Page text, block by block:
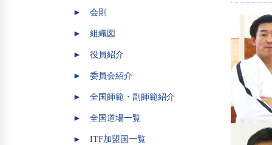
► 会則
► 組織図
► 役員紹介
► 委員会紹介
► 全国師範・副師範紹介
► 全国道場一覧
► ITF加盟国一覧